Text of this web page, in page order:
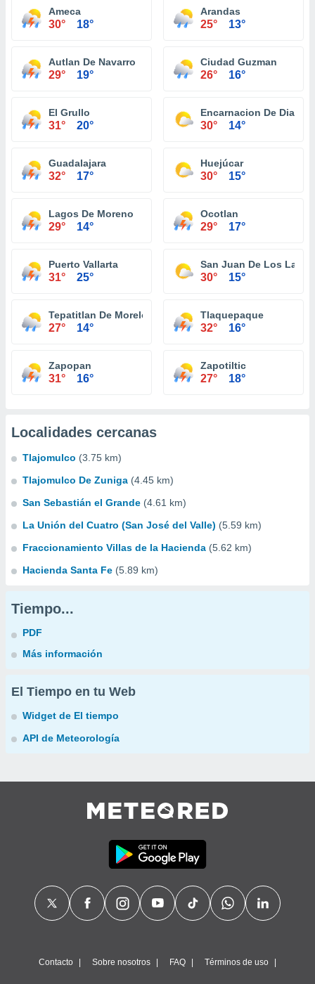
Ameca
30° 18°
Arandas
25° 13°
Autlan De Navarro
29° 19°
Ciudad Guzman
26° 16°
El Grullo
31° 20°
Encarnacion De Diaz
30° 14°
Guadalajara
32° 17°
Huejúcar
30° 15°
Lagos De Moreno
29° 14°
Ocotlan
29° 17°
Puerto Vallarta
31° 25°
San Juan De Los Lagos
30° 15°
Tepatitlan De Morelos
27° 14°
Tlaquepaque
32° 16°
Zapopan
31° 16°
Zapotiltic
27° 18°
Localidades cercanas
Tlajomulco (3.75 km)
Tlajomulco De Zuniga (4.45 km)
San Sebastián el Grande (4.61 km)
La Unión del Cuatro (San José del Valle) (5.59 km)
Fraccionamiento Villas de la Hacienda (5.62 km)
Hacienda Santa Fe (5.89 km)
Tiempo...
PDF
Más información
El Tiempo en tu Web
Widget de El tiempo
API de Meteorología
Contacto Sobre nosotros FAQ Términos de uso